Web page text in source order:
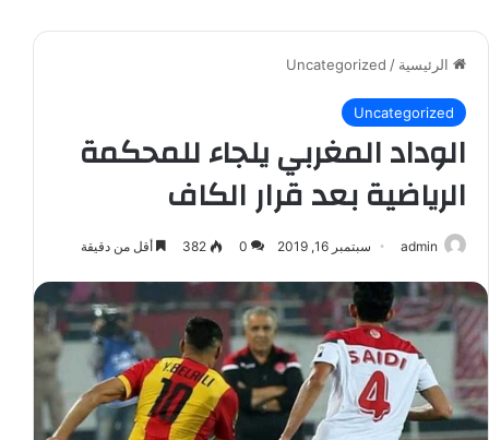
الرئيسية /
Uncategorized
Uncategorized
الوداد المغربي يلجاء للمحكمة
الرياضية بعد قرار الكاف
admin سبتمبر 16, 2019 0
382 أقل من دقيقة